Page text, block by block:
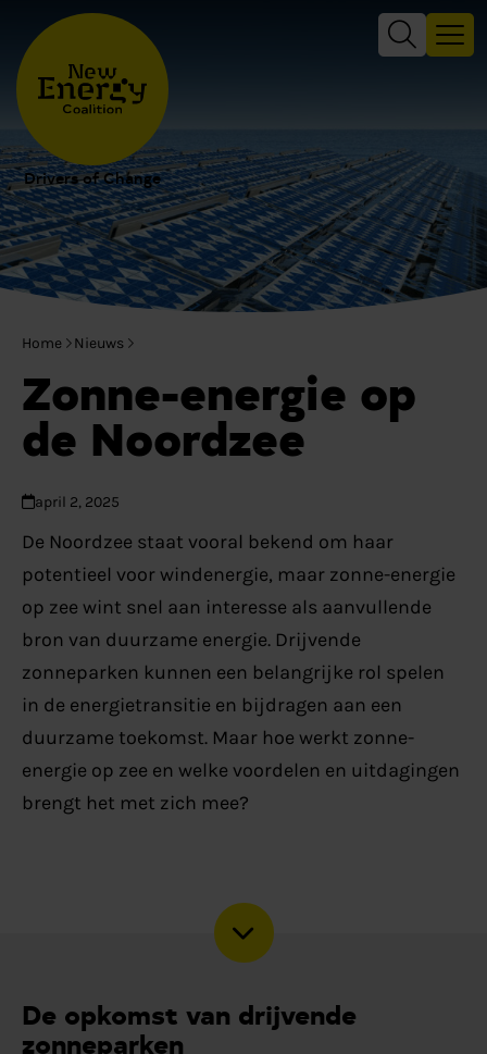
Drivers of Change
Home Nieuws
Zonne-energie op
de Noordzee
april 2, 2025
De Noordzee staat vooral bekend om haar
potentieel voor windenergie, maar zonne-energie
op zee wint snel aan interesse als aanvullende
bron van duurzame energie. Drijvende
zonneparken kunnen een belangrijke rol spelen
in de energietransitie en bijdragen aan een
duurzame toekomst. Maar hoe werkt zonne-
energie op zee en welke voordelen en uitdagingen
brengt het met zich mee?
De opkomst van drijvende
zonneparken